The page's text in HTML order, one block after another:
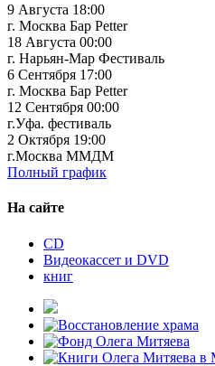
9 Августа 18:00
г. Москва Бар Petter
18 Августа 00:00
г. Нарьян-Мар Фестиваль
6 Сентября 17:00
г. Москва Бар Petter
12 Сентября 00:00
г.Уфа. фестиваль
2 Октября 19:00
г.Москва ММДМ
Полный график
На сайте
CD
Видеокассет и DVD
книг